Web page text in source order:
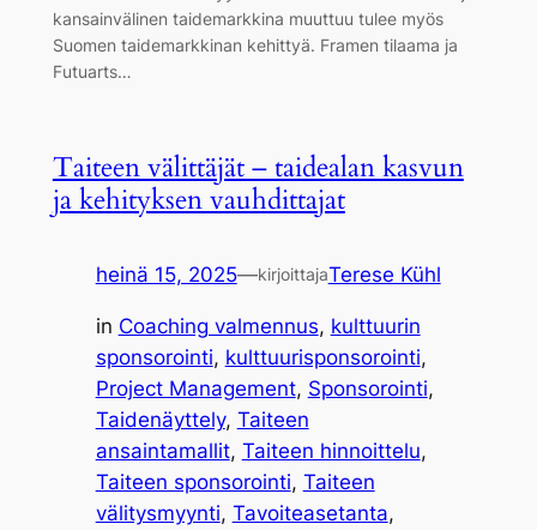
kansainvälinen taidemarkkina muuttuu tulee myös
Suomen taidemarkkinan kehittyä. Framen tilaama ja
Futuarts…
Taiteen välittäjät – taidealan kasvun
ja kehityksen vauhdittajat
heinä 15, 2025—kirjoittajaTerese Kühl
in Coaching valmennus, kulttuurin
sponsorointi, kulttuurisponsorointi
Project Management, Sponsorointi
Taidenäyttely, Taiteen
ansaintamallit, Taiteen hinnoittelu
Taiteen sponsorointi, Taiteen
välitysmyynti, Tavoiteasetanta